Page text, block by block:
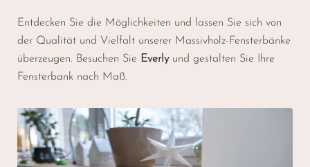
Entdecken Sie die Möglichkeiten und lassen Sie sich von
der Qualität und Vielfalt unserer Massivholz-Fensterbänke
überzeugen. Besuchen Sie Everly und gestalten Sie Ihre
Fensterbank nach Maß.